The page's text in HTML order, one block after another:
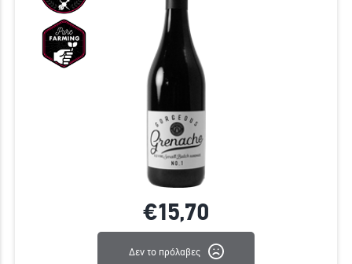
€15,70
Δεν το πρόλαβες